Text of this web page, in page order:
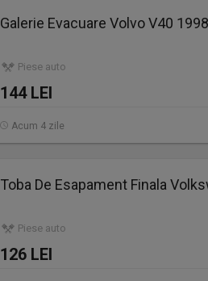
Galerie Evacuare Volvo V40 1998
Piese auto
144 LEI
Acum 4 zile
Toba De Esapament Finala
Piese auto
126 LEI